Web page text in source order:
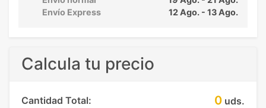
Envío Express
12 Ago. - 13 Ago.
Calcula tu precio
Cantidad Total: 0 uds.